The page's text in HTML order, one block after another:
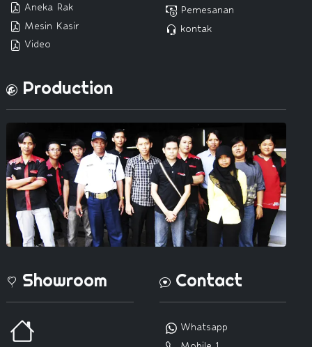
Aneka Rak
Mesin Kasir
Video
Pemesanan
kontak
Production
Showroom Contact
Whatsapp